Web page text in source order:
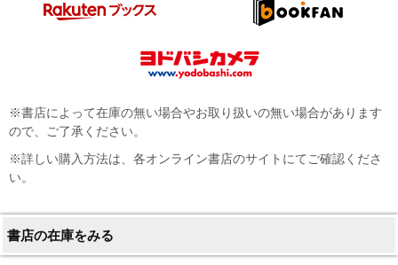
※書店によって在庫の無い場合やお取り扱いの無い場合があります
ので、ご了承ください。
※詳しい購入方法は、各オンライン書店のサイトにてご確認くださ
い。
書店の在庫をみる